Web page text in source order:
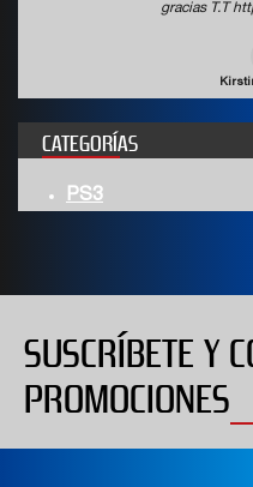
gracias T.T
CATEGORÍAS
PS3
SUSCRÍBETE Y
PROMOCIONES